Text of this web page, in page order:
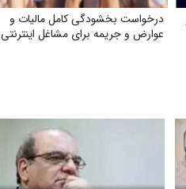
درخواست بخشودگی کامل مالیات و
عوارض و جریمه برای مشاغل اینترنتی